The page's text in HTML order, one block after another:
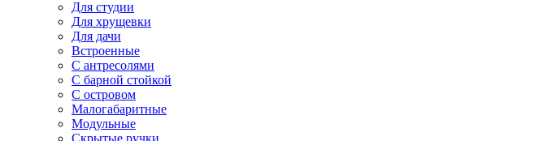
Для студии
Для хрущевки
Для дачи
Встроенные
С антресолями
С барной стойкой
С островом
Малогабаритные
Модульные
Скрытые ручки